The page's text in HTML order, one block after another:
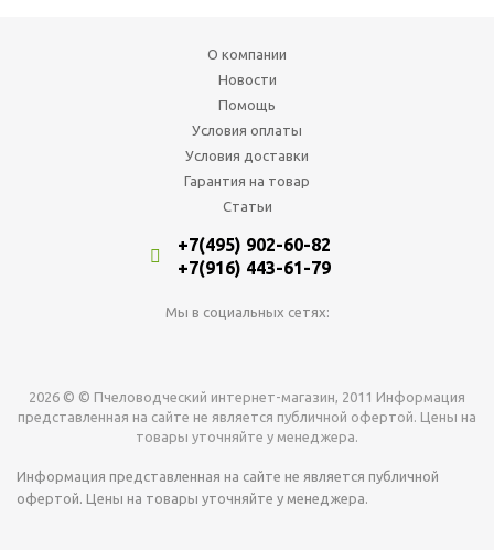
О компании
Новости
Помощь
Условия оплаты
Условия доставки
Гарантия на товар
Статьи
+7(495) 902-60-82
+7(916) 443-61-79
Мы в социальных сетях:
2026 © © Пчеловодческий интернет-магазин, 2011 Информация
представленная на сайте не является публичной офертой. Цены на
товары уточняйте у менеджера.
Информация представленная на сайте не является публичной
офертой. Цены на товары уточняйте у менеджера.